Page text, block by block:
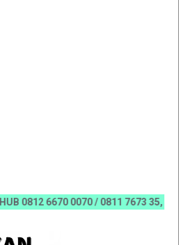
0812 6670 0070 / 0811 7673 35,